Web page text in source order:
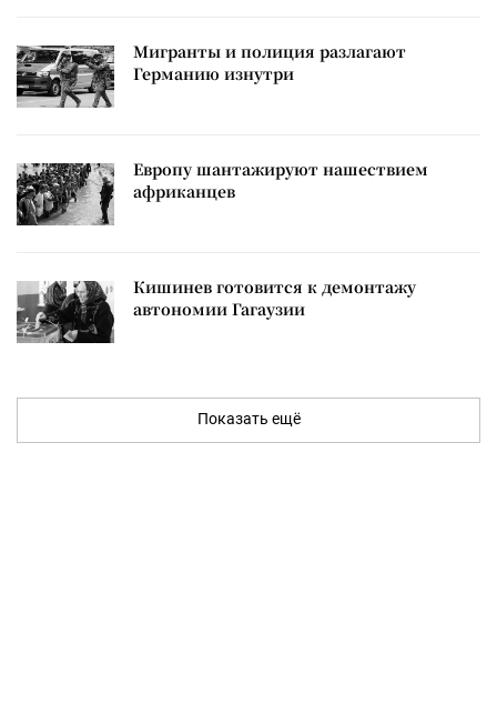
Мигранты и полиция разлагают
Германию изнутри
Европу шантажируют нашествием
африканцев
Кишинев готовится к демонтажу
автономии Гагаузии
Показать ещё